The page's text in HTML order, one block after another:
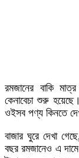
রমজানের বাকি
কেনাবেচা শুরু
ওইসব পণ্য কিনতে
বাজার ঘুরে দেখা
বছর রমজানেও এ